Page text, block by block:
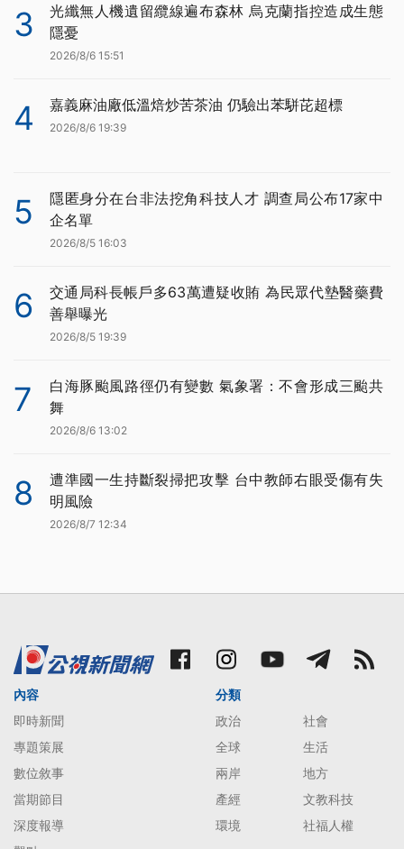
3
光纖無人機遺留纜線遍布森林 烏克蘭指控造成生態
隱憂
2026/8/6 15:51
4 嘉義麻油廠低溫焙炒苦茶油 仍驗出苯駢芘超標
2026/8/6 19:39
5
隱匿身分在台非法挖角科技人才 調查局公布17家中
企名單
2026/8/5 16:03
6
交通局科長帳戶多63萬遭疑收賄 為民眾代墊醫藥費
善舉曝光
2026/8/5 19:39
7
白海豚颱風路徑仍有變數 氣象署：不會形成三颱共
舞
2026/8/6 13:02
8
遭準國一生持斷裂掃把攻擊 台中教師右眼受傷有失
明風險
2026/8/7 12:34
內容
即時新聞
專題策展
數位敘事
當期節目
深度報導
分類
政治
社會
全球
生活
兩岸
地方
產經
文教科技
環境
社福人權